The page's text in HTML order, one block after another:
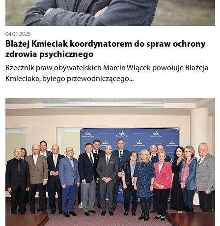
04.01.2025
Błażej Kmieciak koordynatorem do spraw ochrony
zdrowia psychicznego
Rzecznik praw obywatelskich Marcin Wiącek powołuje Błażeja
Kmieciaka, byłego przewodniczącego...